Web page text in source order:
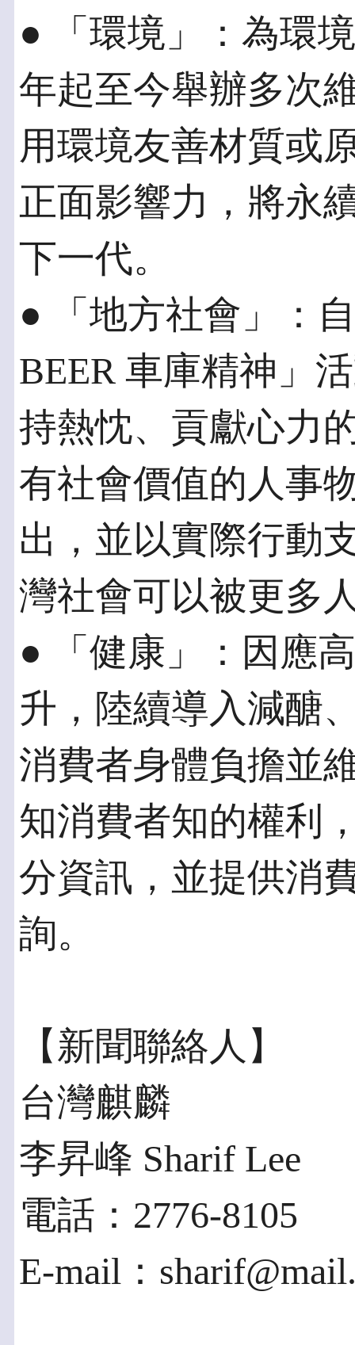
● 「環境」：為環
年起至今舉辦多次
用環境友善材質或
正面影響力，將永
下一代。
● 「地方社會」：
BEER 車庫精神」
持熱忱、貢獻心力
有社會價值的人事
出，並以實際行動
灣社會可以被更多
● 「健康」：因應
升，陸續導入減醣
消費者身體負擔並
知消費者知的權利
分資訊，並提供消
詢。
【新聞聯絡人】
台灣麒麟
李昇峰 Sharif Lee
電話：2776-8105
E-mail：